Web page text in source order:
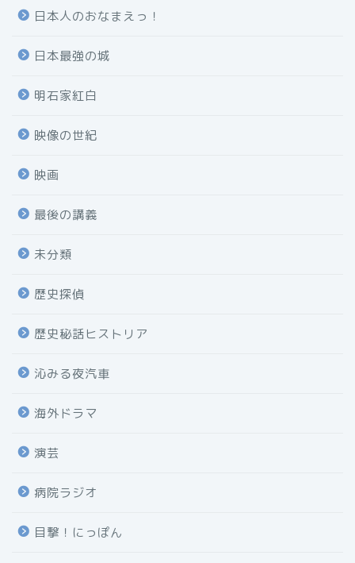
日本人のおなまえっ！
日本最強の城
明石家紅白
映像の世紀
映画
最後の講義
未分類
歴史探偵
歴史秘話ヒストリア
沁みる夜汽車
海外ドラマ
演芸
病院ラジオ
目撃！にっぽん